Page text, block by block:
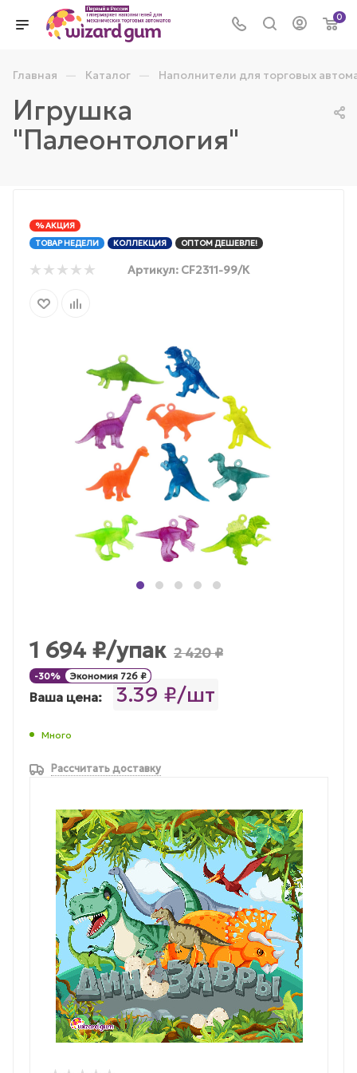
0
Главная — Каталог — Наполнители для торговых
Игрушка
"Палеонтология"
% АКЦИЯ
ТОВАР НЕДЕЛИ
КОЛЛЕКЦИЯ ОПТОМ ДЕШЕВЛЕ!
Артикул: CF2311-99/К
1 694 ₽/упак 2 420₽
-30% Экономия 726 ₽
Ваша цена: 3.39 ₽/шт
Много
Рассчитать доставку